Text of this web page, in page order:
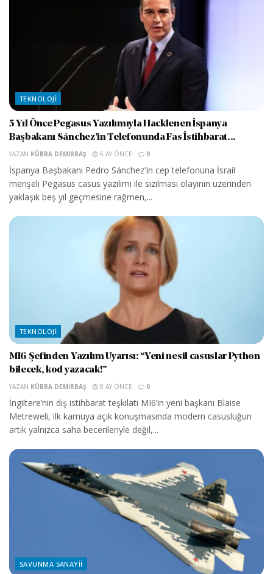
TEKNOLOJI
5 Yıl Önce Pegasus Yazılımıyla Hacklenen İspanya
Başbakanı Sánchez’in Telefonunda Fas İstihbarat...
YAZAN KÜBRA DEMIRBAŞ 6 AY ÖNCE 0
İspanya Başbakanı Pedro Sánchez'in cep telefonuna İsrail
menşeli Pegasus casus yazılımı ile sızılması olayının üzerinden
yaklaşık beş yıl geçmesine rağmen,...
TEKNOLOJI
MI6 Şefinden Yazılım Uyarısı: “Yeni nesil casuslar Python
bilecek, kod yazacak!”
YAZAN KÜBRA DEMIRBAŞ 8 AY ÖNCE 0
İngiltere’nin dış istihbarat teşkilatı MI6’in yeni başkanı Blaise
Metreweli, ilk kamuya açık konuşmasında modern casusluğun
artık yalnızca saha becerileriyle değil,...
SAVUNMA SANAYII